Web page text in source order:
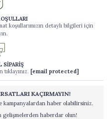
koşullarımızın detaylı bilgileri için
SİPARİŞ
tıklayınız. [email protected]
KAÇIRMAYIN!
kampanyalardan haber olabilirsiniz.
gelişmelerden haberdar olun!